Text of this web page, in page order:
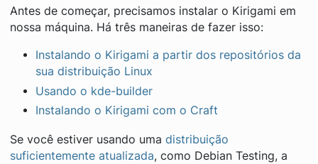
Antes de começar, precisamos instalar o Kirigami em
nossa máquina. Há três maneiras de fazer isso:
Instalando o Kirigami a partir dos repositórios da
sua distribuição Linux
Usando o kde-builder
Instalando o Kirigami com o Craft
Se você estiver usando uma distribuição
suficientemente atualizada, como Debian Testing, a